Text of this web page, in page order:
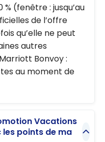
(fenêtre : jusqu’au
de l’offre
qu’elle ne peut
autres
Bonvoy :
au moment de
Vacations
points de ma